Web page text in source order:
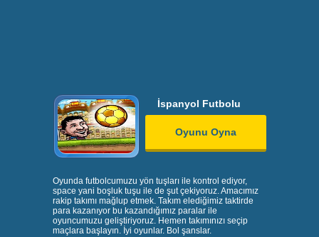
İspanyol Futbolu
Oyunu Oyna
Oyunda futbolcumuzu yön tuşları ile kontrol ediyor,
space yani boşluk tuşu ile de şut çekiyoruz. Amacımız
rakip takımı mağlup etmek. Takım elediğimiz taktirde
para kazanıyor bu kazandığımız paralar ile
oyuncumuzu geliştiriyoruz. Hemen takımınızı seçip
maçlara başlayın. İyi oyunlar. Bol şanslar.